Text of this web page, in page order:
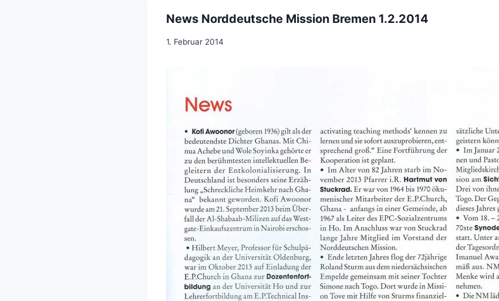
News Norddeutsche Mission Bremen 1.2.2014
1. Februar 2014